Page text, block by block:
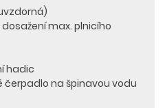
max. plnicího
hadic
na špinavou vodu